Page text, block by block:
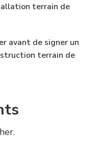
terrain de
avant de signer un
terrain de